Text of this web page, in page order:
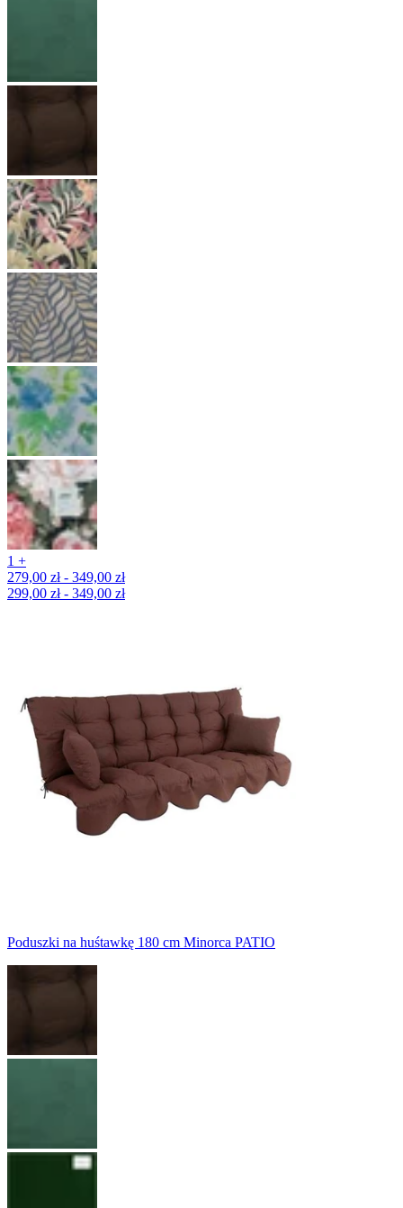
1 +
279,00 zł - 349,00 zł
299,00 zł - 349,00 zł
Poduszki na huśtawkę 180 cm Minorca PATIO